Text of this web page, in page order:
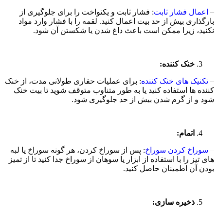
– اعمال فشار ثابت: فشار ثابت و یکنواخت را برای جلوگیری از
بارگذاری بیش از حد بیت اعمال کنید. لقمه را با فشار وارد مواد
نکنید، زیرا ممکن است باعث داغ شدن یا شکستن آن شود.
خنک کننده:
– تکنیک های خنک کننده: برای عملیات حفاری طولانی مدت، از خنک
کننده ها استفاده کنید یا به طور متناوب متوقف شوید تا بیت خنک
شود و از گرم شدن بیش از حد جلوگیری شود.
اتمام:
– سوراخ کردن سوراخ: پس از سوراخ کردن، هر گونه سوراخ یا لبه
های تیز را با استفاده از ابزار یا سوهان از سوراخ جدا کنید تا از تمیز
بودن آن اطمینان حاصل کنید.
ذخیره سازی: